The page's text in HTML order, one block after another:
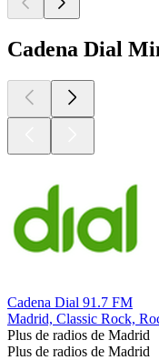
Cadena Dial
Cadena Dial 91.7 FM
Madrid, Classic Rock,
Plus de radios de Madrid
Plus de radios de Madrid